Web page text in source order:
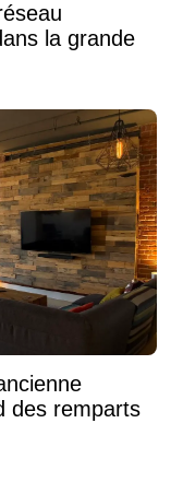
la grande
des remparts